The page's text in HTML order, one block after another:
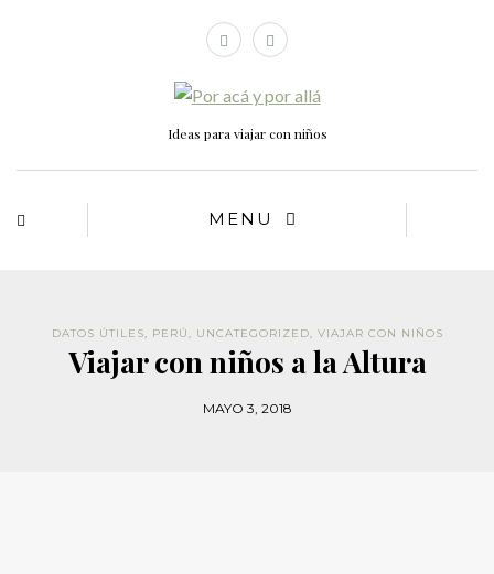
Ideas para viajar con niños
MENU
DATOS ÚTILES, PERÚ, UNCATEGORIZED, VIAJAR CON NIÑOS
Viajar con niños a la Altura
MAYO 3, 2018